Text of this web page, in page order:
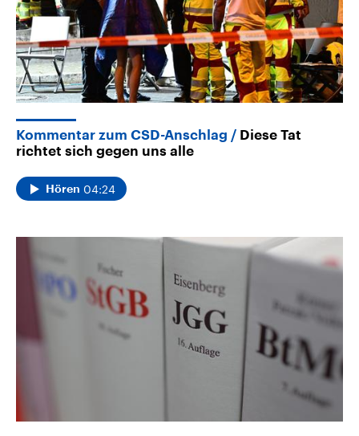
Kommentar zum CSD-Anschlag
Diese Tat
richtet sich gegen uns alle
Hören 04:24